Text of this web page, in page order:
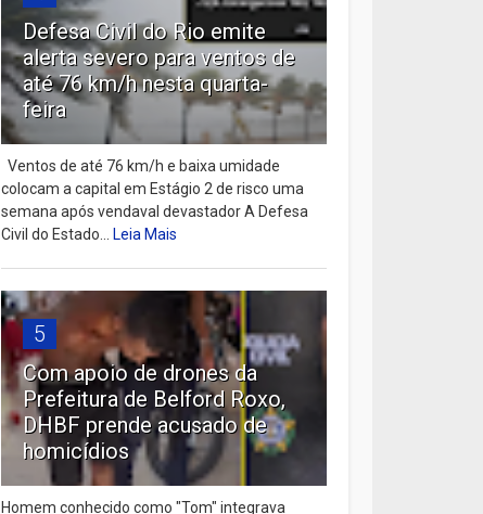
Defesa Civil do Rio emite
alerta severo para ventos de
até 76 km/h nesta quarta-
feira
Ventos de até 76 km/h e baixa umidade
colocam a capital em Estágio 2 de risco uma
semana após vendaval devastador A Defesa
Civil do Estado...Leia Mais
5
Com apoio de drones da
Prefeitura de Belford Roxo,
DHBF prende acusado de
homicídios
Homem conhecido como "Tom" integrava